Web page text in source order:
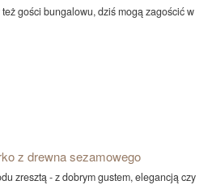
gości bungalowu, dziś mogą zagościć w
z drewna sezamowego
zresztą - z dobrym gustem, elegancją czy